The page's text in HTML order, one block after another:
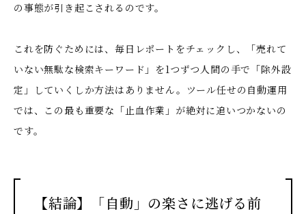
の事態が引き起こされるのです。
これを防ぐためには、毎日レポートをチェックし、「売れて
いない無駄な検索キーワード」を1つずつ人間の手で「除外設
定」していくしか方法はありません。ツール任せの自動運用
では、この最も重要な「止血作業」が絶対に追いつかないの
です。
【結論】「自動」の楽さに逃げる前